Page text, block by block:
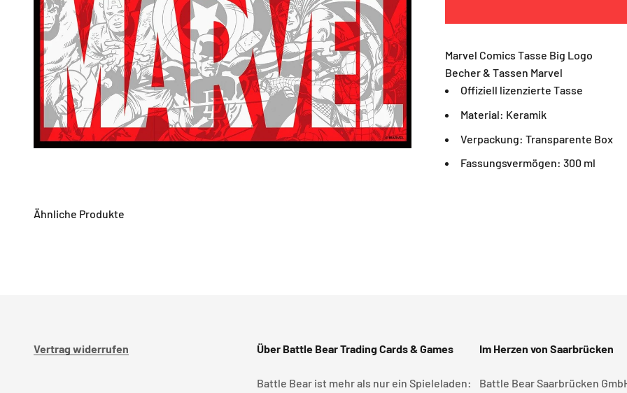
Marvel Comics Tasse Big Logo
Becher & Tassen Marvel
Offiziell lizenzierte Tasse
Material: Keramik
Verpackung: Transparente Box
Fassungsvermögen: 300 ml
Vertrag widerrufen Über Battle Bear Trading Cards & Games
Battle Bear ist mehr als nur ein Spieleladen:
Im Herzen von Saarbrücken
Battle Bear Saarbrücken